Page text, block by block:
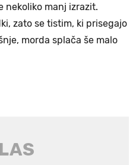
nekoliko manj izrazit.
zato se tistim, ki prisegajo
morda splača še malo